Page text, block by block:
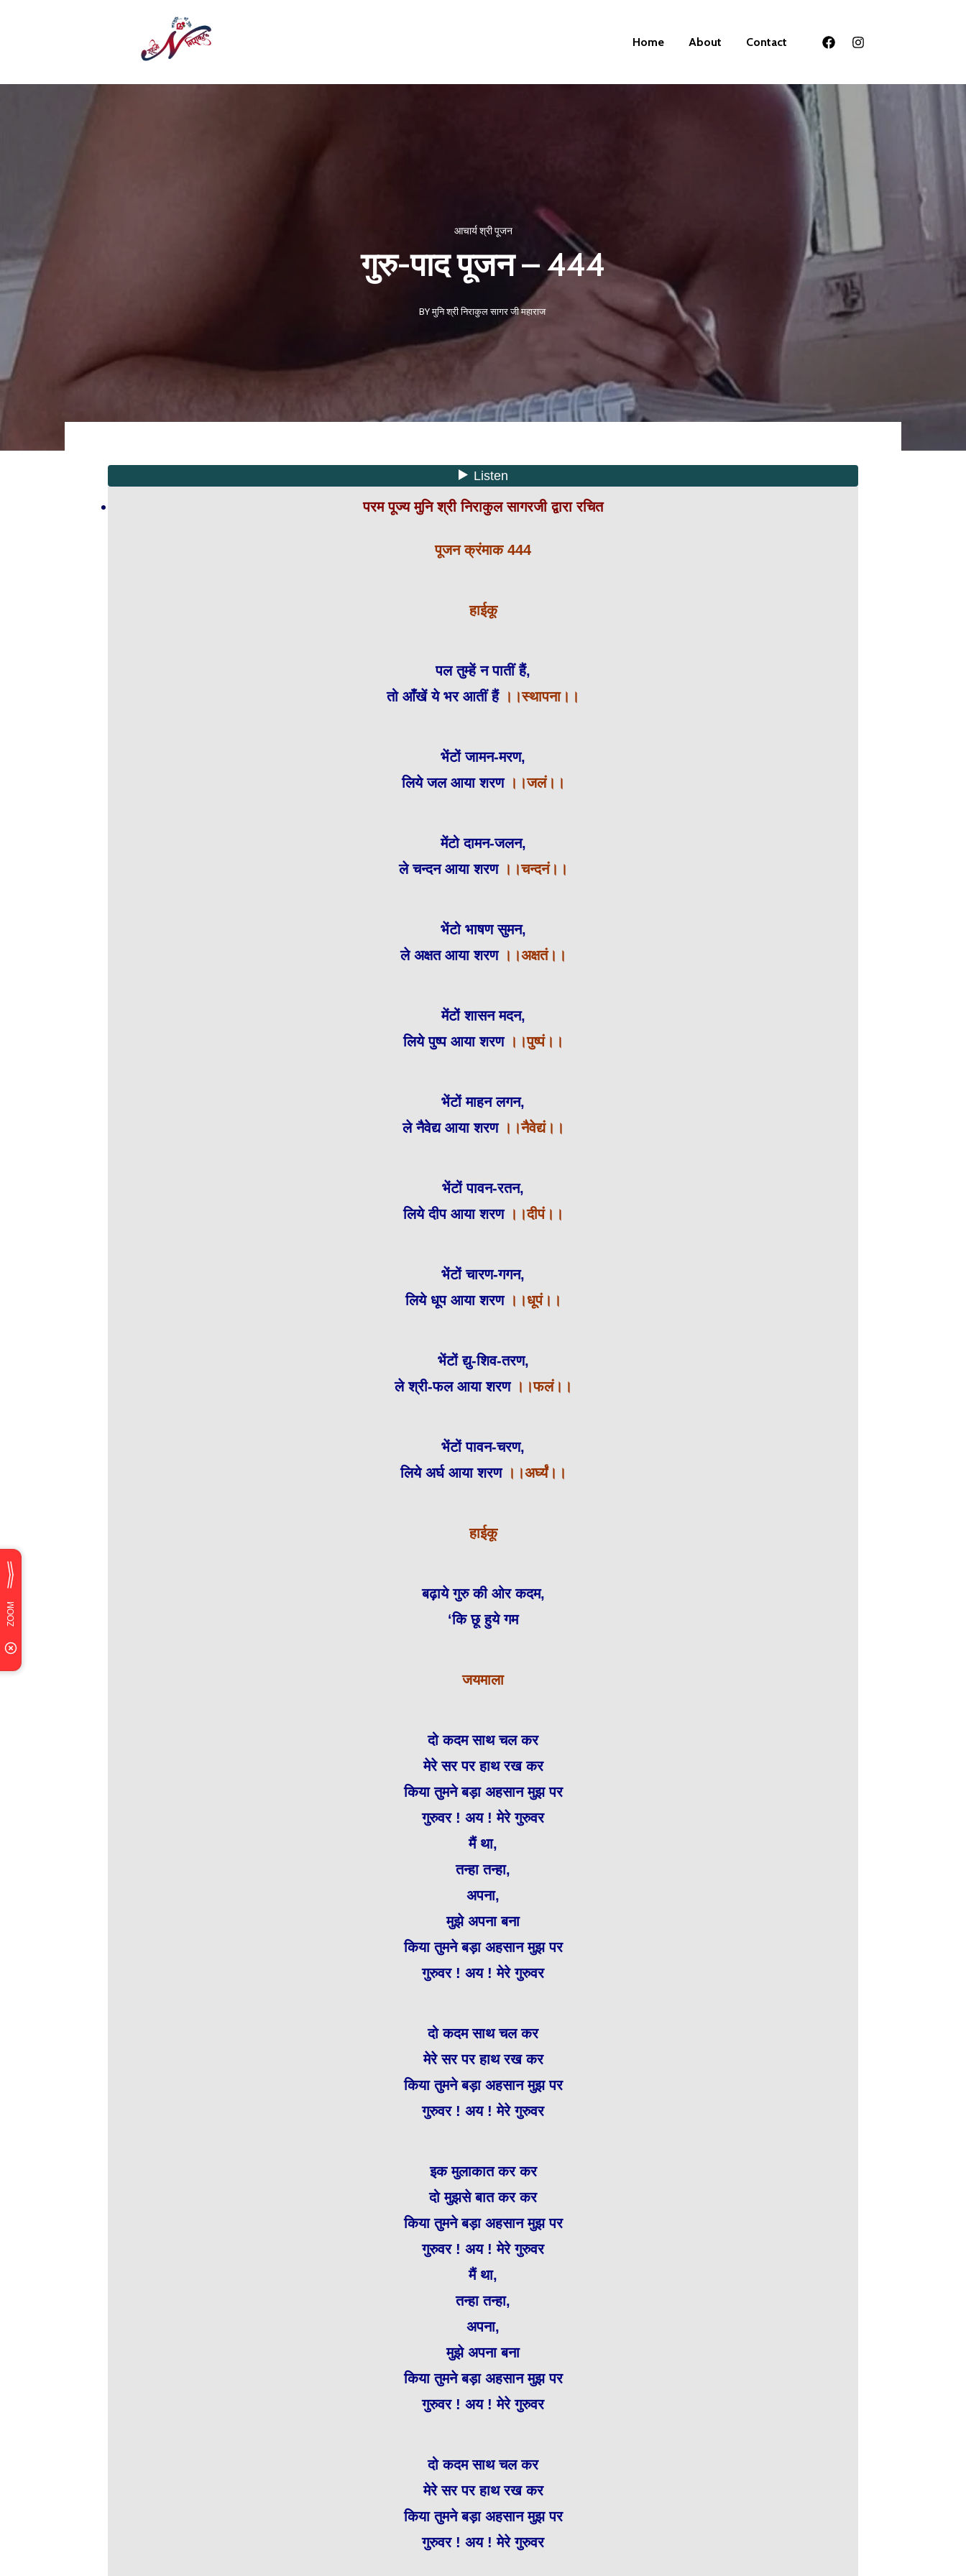
Home About Contact
आचार्य श्री पूजन
गुरु-पाद पूजन – 444
BY मुनि श्री निराकुल सागर जी महाराज
परम पूज्य मुनि श्री निराकुल सागरजी द्वारा रचित
पूजन क्रंमाक 444
हाईकू
पल तुम्हें न पातीं हैं,
तो आँखें ये भर आतीं हैं।।स्थापना।।
भेंटों जामन-मरण,
लिये जल आया शरण।।जलं।।
मेंटो दामन-जलन,
ले चन्दन आया शरण ।।चन्दनं।।
भेंटो भाषण सुमन,
ले अक्षत आया शरण ।।अक्षतं।।
मेंटों शासन मदन,
लिये पुष्प आया शरण।।पुष्पं।।
भेंटों माहन लगन,
ले नैवेद्य आया शरण।।नैवेद्यं।।
भेंटों पावन-रतन,
लिये दीप आया शरण।।दीपं।।
भेंटों चारण-गगन,
लिये धूप आया शरण।।धूपं।।
भेंटों द्यु-शिव-तरण,
ले श्री-फल आया शरण ।।फलं।।
भेंटों पावन-चरण,
लिये अर्घ आया शरण।।अर्घ्यं।।
हाईकू
बढ़ाये गुरु की ओर कदम,
‘कि छू हुये गम
जयमाला
दो कदम साथ चल कर
मेरे सर पर हाथ रख कर
किया तुमने बड़ा अहसान मुझ पर
गुरुवर ! अय ! मेरे गुरुवर
मैं था,
तन्हा तन्हा,
अपना,
मुझे अपना बना
किया तुमने बड़ा अहसान मुझ पर
गुरुवर ! अय ! मेरे गुरुवर
दो कदम साथ चल कर
मेरे सर पर हाथ रख कर
किया तुमने बड़ा अहसान मुझ पर
गुरुवर ! अय ! मेरे गुरुवर
इक मुलाकात कर कर
दो मुझसे बात कर कर
किया तुमने बड़ा अहसान मुझ पर
गुरुवर ! अय ! मेरे गुरुवर
मैं था,
तन्हा तन्हा,
अपना,
मुझे अपना बना
किया तुमने बड़ा अहसान मुझ पर
गुरुवर ! अय ! मेरे गुरुवर
दो कदम साथ चल कर
मेरे सर पर हाथ रख कर
किया तुमने बड़ा अहसान मुझ पर
गुरुवर ! अय ! मेरे गुरुवर